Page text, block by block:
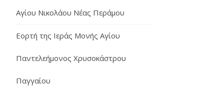
Αγίου Νικολάου Νέας Περάμου
Εορτή της Ιεράς Μονής Αγίου
Παντελεήμονος Χρυσοκάστρου
Παγγαίου